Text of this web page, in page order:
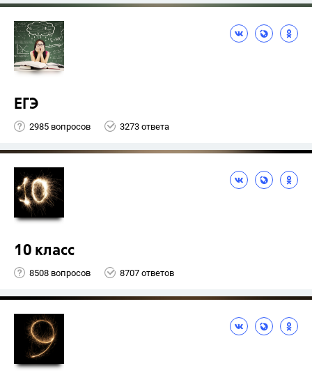
ЕГЭ
2985 вопросов 3273 ответа
10 класс
8508 вопросов 8707 ответов